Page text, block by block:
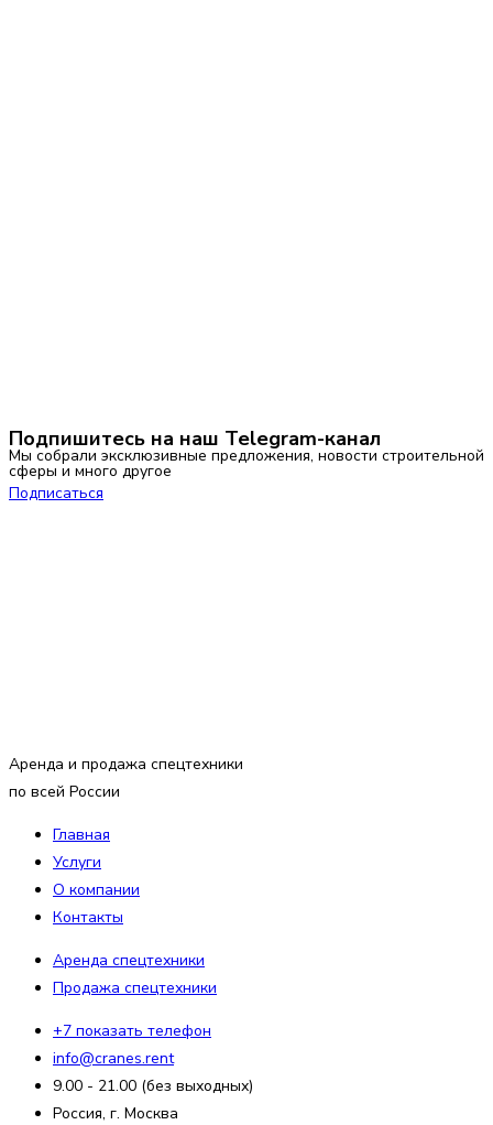
Подпишитесь на наш Telegram-канал
Мы собрали эксклюзивные предложения, новости строительной
сферы и много другое
Подписаться
Аренда и продажа спецтехники
по всей России
Главная
Услуги
О компании
Контакты
Аренда спецтехники
Продажа спецтехники
+7 показать телефон
info@cranes.rent
9.00 - 21.00 (без выходных)
Россия, г. Москва